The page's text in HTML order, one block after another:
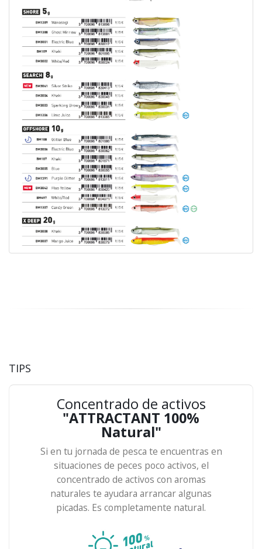
TIPS
Concentrado de activos
"ATTRACTANT 100%
Natural"
Si en tu jornada de pesca te encuentras en
situaciones de peces poco activos, el
concentrado de activos con aromas
naturales te ayudara arrancar algunas
picadas. Es completamente natural.